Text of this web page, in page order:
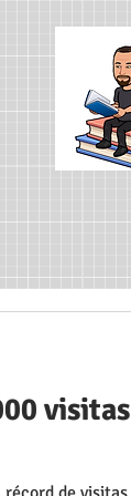
visitas